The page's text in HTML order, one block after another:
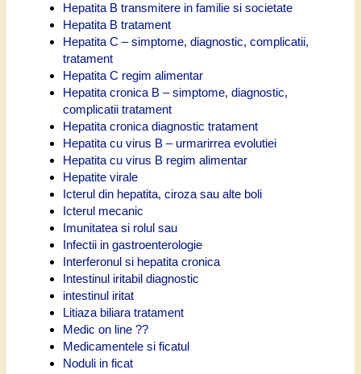
Hepatita B transmitere in familie si societate
Hepatita B tratament
Hepatita C – simptome, diagnostic, complicatii,
tratament
Hepatita C regim alimentar
Hepatita cronica B – simptome, diagnostic,
complicatii tratament
Hepatita cronica diagnostic tratament
Hepatita cu virus B – urmarirrea evolutiei
Hepatita cu virus B regim alimentar
Hepatite virale
Icterul din hepatita, ciroza sau alte boli
Icterul mecanic
Imunitatea si rolul sau
Infectii in gastroenterologie
Interferonul si hepatita cronica
Intestinul iritabil diagnostic
intestinul iritat
Litiaza biliara tratament
Medic on line ??
Medicamentele si ficatul
Noduli in ficat